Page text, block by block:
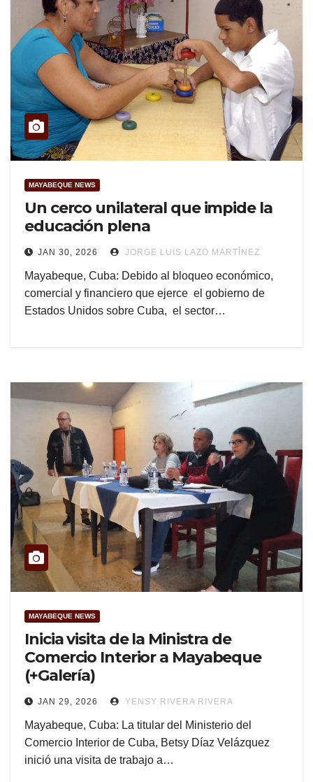
MAYABEQUE NEWS
Un cerco unilateral que impide la
educación plena
JAN 30, 2026 JORGE LUIS LAZO MARTÍNEZ
Mayabeque, Cuba: Debido al bloqueo económico,
comercial y financiero que ejerce el gobierno de
Estados Unidos sobre Cuba, el sector…
MAYABEQUE NEWS
Inicia visita de la Ministra de
Comercio Interior a Mayabeque
(+Galería)
JAN 29, 2026 YENSY RIVERA RIVERA
Mayabeque, Cuba: La titular del Ministerio del
Comercio Interior de Cuba, Betsy Díaz Velázquez
inició una visita de trabajo a…